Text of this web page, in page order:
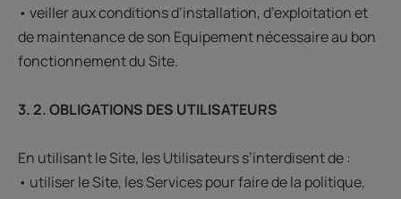
• veiller aux conditions d’installation, d’exploitation et
de maintenance de son Equipement nécessaire au bon
fonctionnement du Site.
3. 2. OBLIGATIONS DES UTILISATEURS
En utilisant le Site, les Utilisateurs s’interdisent de :
• utiliser le Site, les Services pour faire de la politique,